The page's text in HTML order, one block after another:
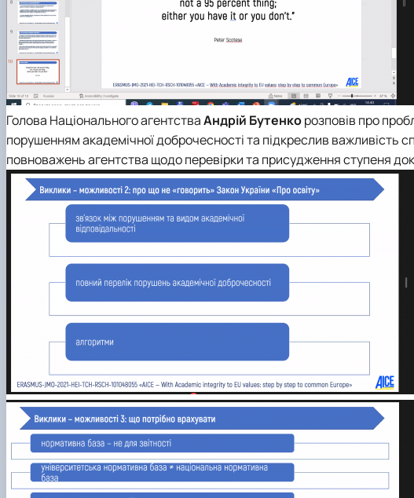
Голова Національного агентстваАндрій Бутенкорозповів про
порушенням академічної доброчесності та підкреслив важливість
повноважень агентства щодо перевірки та присудження ступеня